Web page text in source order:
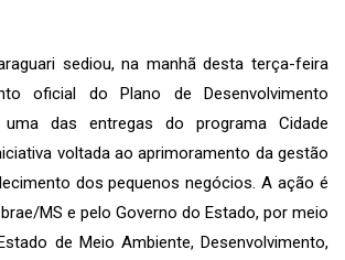
sediou, na manhã desta terça-feira
oficial do Plano de Desenvolvimento
uma das entregas do programa Cidade
voltada ao aprimoramento da gestão
dos pequenos negócios. A ação é
MS e pelo Governo do Estado, por meio
de Meio Ambiente, Desenvolvimento,